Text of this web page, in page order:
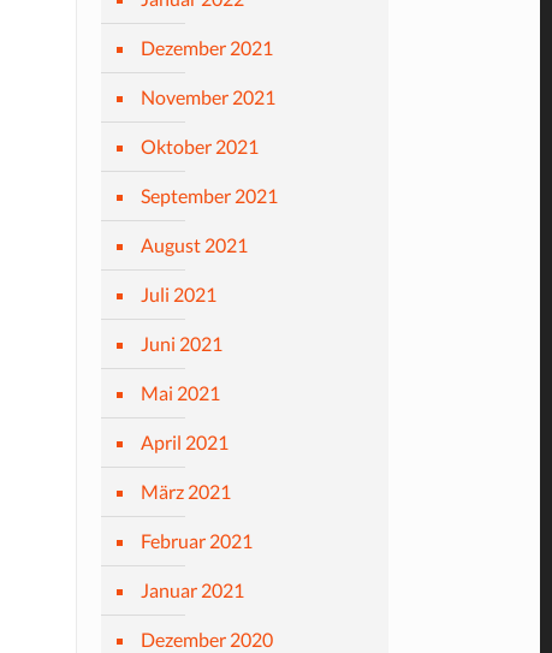
Dezember 2021
November 2021
Oktober 2021
September 2021
August 2021
Juli 2021
Juni 2021
Mai 2021
April 2021
März 2021
Februar 2021
Januar 2021
Dezember 2020